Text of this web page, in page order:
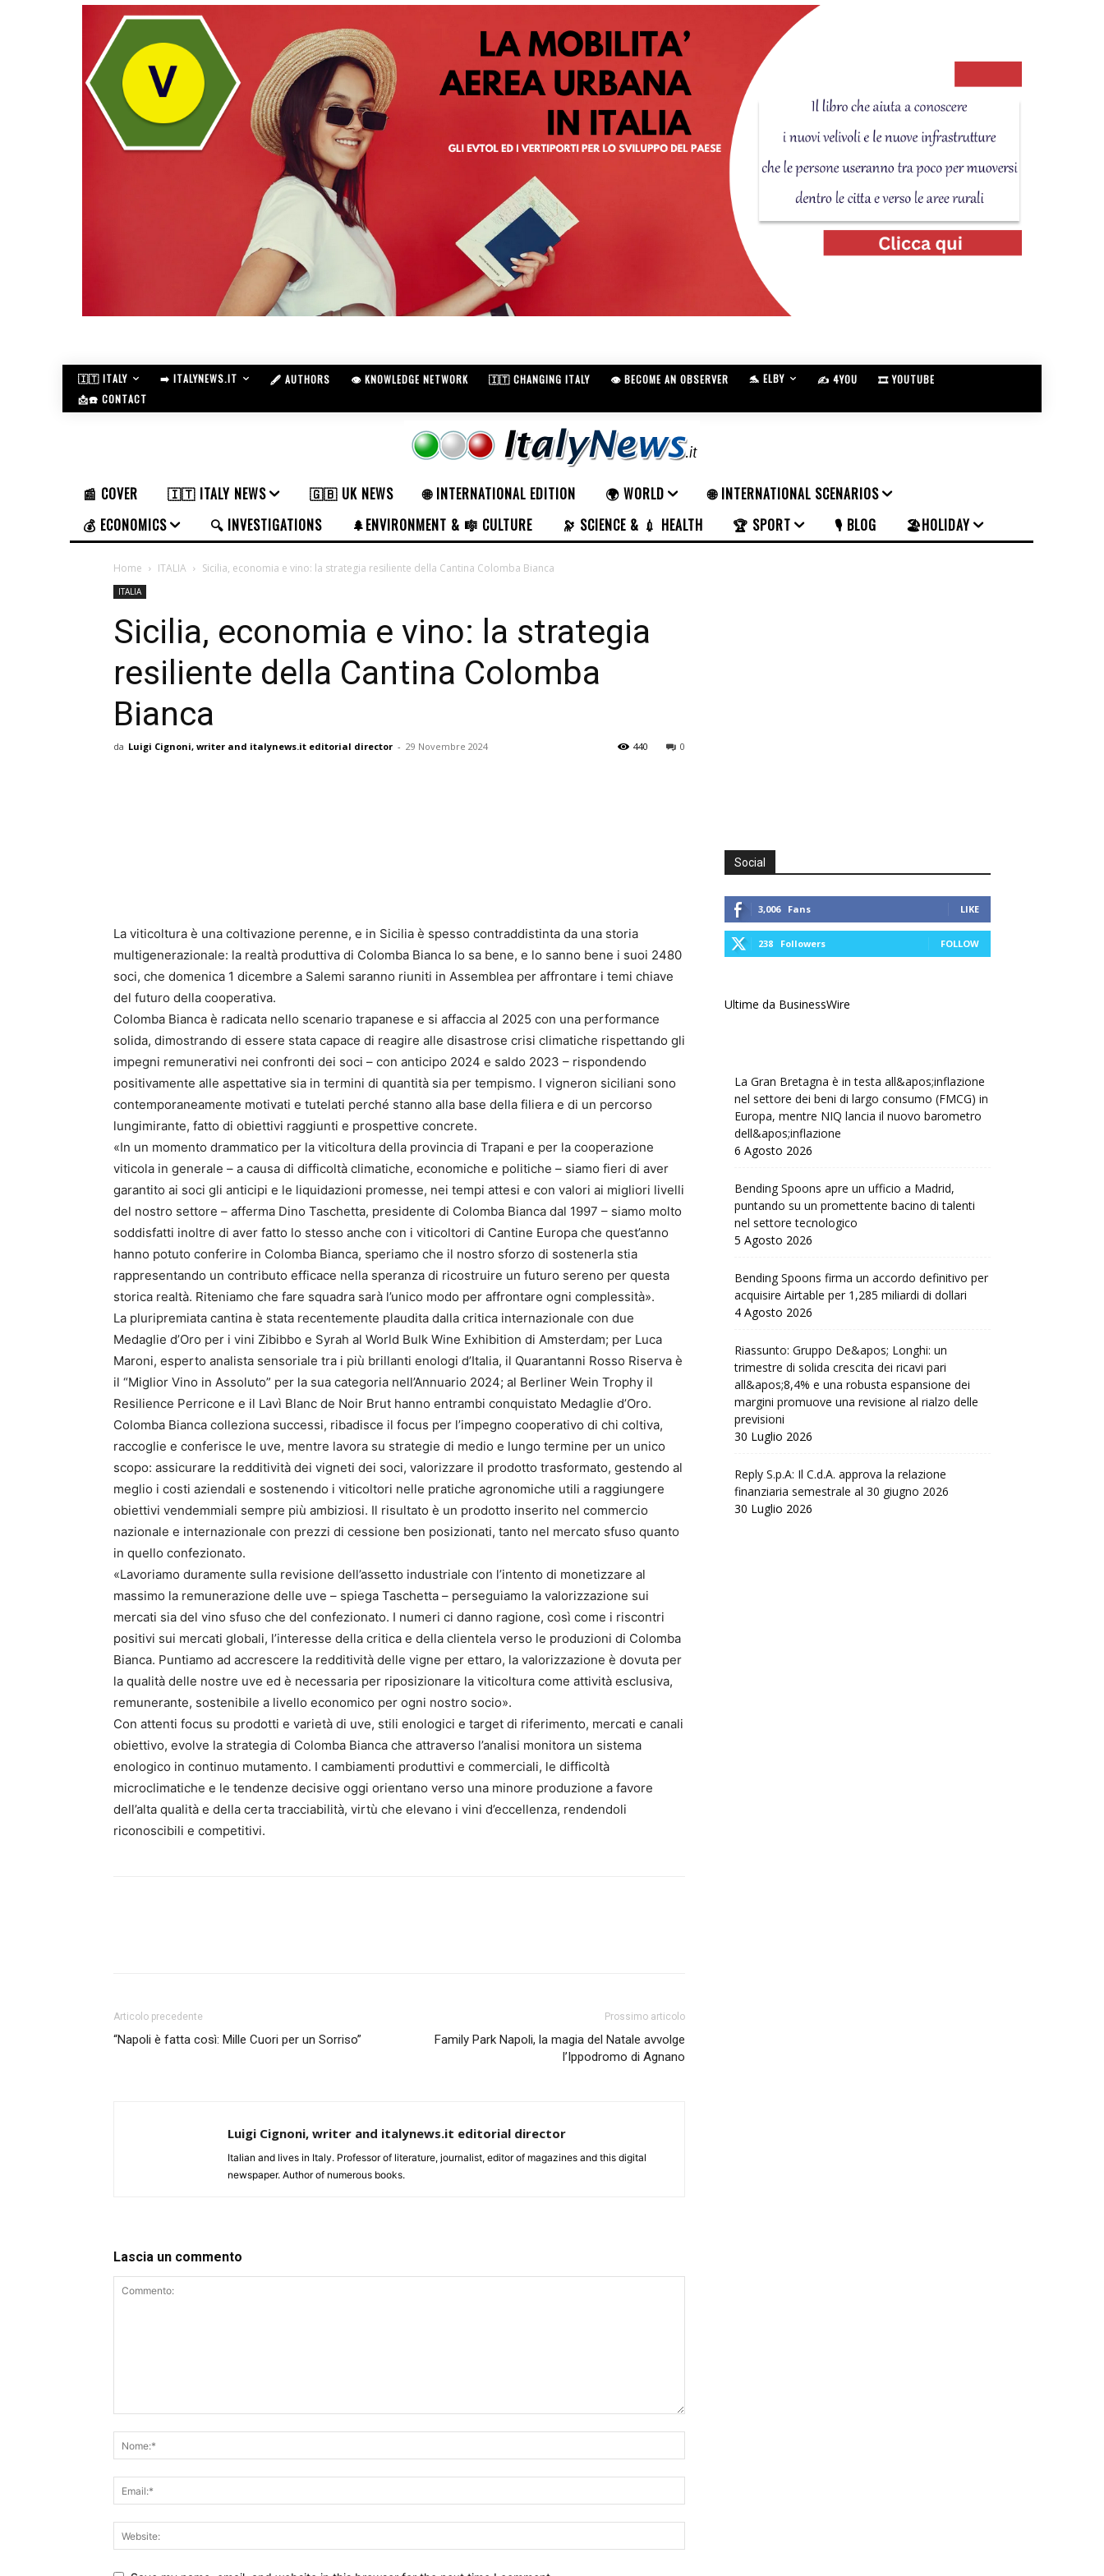
🇮🇹 ITALY ➡️ ITALYNEWS.IT 🖋️ AUTHORS 👁️ KNOWLEDGE NETWORK 🇮🇹 CHANGING ITALY 👁️ BECOME AN OBSERVER 🐬 ELBY ✍️ 4YOU
🎞️ YOUTUBE
📩☎️ CONTACT
📰 COVER 🇮🇹 ITALY NEWS 🇬🇧 UK NEWS 🌐 INTERNATIONAL EDITION 🌍 WORLD
🌐 INTERNATIONAL SCENARIOS
💰 ECONOMICS
🔍 INVESTIGATIONS 🌲ENVIRONMENT & 🎼 CULTURE 🔭 SCIENCE & 💉 HEALTH 🏆 SPORT 🎙️ BLOG 🏖️HOLIDAY
Home ITALIA Sicilia, economia e vino: la strategia resiliente della Cantina Colomba Bianca
ITALIA
Sicilia, economia e vino: la strategia
resiliente della Cantina Colomba
Bianca
da Luigi Cignoni, writer and italynews.it editorial director - 29 Novembre 2024 0
440
La viticoltura è una coltivazione perenne, e in Sicilia è spesso contraddistinta da una storia
multigenerazionale: la realtà produttiva di Colomba Bianca lo sa bene, e lo sanno bene i suoi 2480
soci, che domenica 1 dicembre a Salemi saranno riuniti in Assemblea per affrontare i temi chiave
del futuro della cooperativa.
Colomba Bianca è radicata nello scenario trapanese e si affaccia al 2025 con una performance
solida, dimostrando di essere stata capace di reagire alle disastrose crisi climatiche rispettando gli
impegni remunerativi nei confronti dei soci – con anticipo 2024 e saldo 2023 – rispondendo
positivamente alle aspettative sia in termini di quantità sia per tempismo. I vigneron siciliani sono
contemporaneamente motivati e tutelati perché stanno alla base della filiera e di un percorso
lungimirante, fatto di obiettivi raggiunti e prospettive concrete.
«In un momento drammatico per la viticoltura della provincia di Trapani e per la cooperazione
viticola in generale – a causa di difficoltà climatiche, economiche e politiche – siamo fieri di aver
garantito ai soci gli anticipi e le liquidazioni promesse, nei tempi attesi e con valori ai migliori livelli
del nostro settore – afferma Dino Taschetta, presidente di Colomba Bianca dal 1997 – siamo molto
soddisfatti inoltre di aver fatto lo stesso anche con i viticoltori di Cantine Europa che quest’anno
hanno potuto conferire in Colomba Bianca, speriamo che il nostro sforzo di sostenerla stia
rappresentando un contributo efficace nella speranza di ricostruire un futuro sereno per questa
storica realtà. Riteniamo che fare squadra sarà l’unico modo per affrontare ogni complessità».
La pluripremiata cantina è stata recentemente plaudita dalla critica internazionale con due
Medaglie d’Oro per i vini Zibibbo e Syrah al World Bulk Wine Exhibition di Amsterdam; per Luca
Maroni, esperto analista sensoriale tra i più brillanti enologi d’Italia, il Quarantanni Rosso Riserva è
il “Miglior Vino in Assoluto” per la sua categoria nell’Annuario 2024; al Berliner Wein Trophy il
Resilience Perricone e il Lavì Blanc de Noir Brut hanno entrambi conquistato Medaglie d’Oro.
Colomba Bianca colleziona successi, ribadisce il focus per l’impegno cooperativo di chi coltiva,
raccoglie e conferisce le uve, mentre lavora su strategie di medio e lungo termine per un unico
scopo: assicurare la redditività dei vigneti dei soci, valorizzare il prodotto trasformato, gestendo al
meglio i costi aziendali e sostenendo i viticoltori nelle pratiche agronomiche utili a raggiungere
obiettivi vendemmiali sempre più ambiziosi. Il risultato è un prodotto inserito nel commercio
nazionale e internazionale con prezzi di cessione ben posizionati, tanto nel mercato sfuso quanto
in quello confezionato.
«Lavoriamo duramente sulla revisione dell’assetto industriale con l’intento di monetizzare al
massimo la remunerazione delle uve – spiega Taschetta – perseguiamo la valorizzazione sui
mercati sia del vino sfuso che del confezionato. I numeri ci danno ragione, così come i riscontri
positivi sui mercati globali, l’interesse della critica e della clientela verso le produzioni di Colomba
Bianca. Puntiamo ad accrescere la redditività delle vigne per ettaro, la valorizzazione è dovuta per
la qualità delle nostre uve ed è necessaria per riposizionare la viticoltura come attività esclusiva,
remunerante, sostenibile a livello economico per ogni nostro socio».
Con attenti focus su prodotti e varietà di uve, stili enologici e target di riferimento, mercati e canali
obiettivo, evolve la strategia di Colomba Bianca che attraverso l’analisi monitora un sistema
enologico in continuo mutamento. I cambiamenti produttivi e commerciali, le difficoltà
microclimatiche e le tendenze decisive oggi orientano verso una minore produzione a favore
dell’alta qualità e della certa tracciabilità, virtù che elevano i vini d’eccellenza, rendendoli
riconoscibili e competitivi.
Articolo precedente
“Napoli è fatta così: Mille Cuori per un Sorriso”
Prossimo articolo
Family Park Napoli, la magia del Natale avvolge
l’Ippodromo di Agnano
Luigi Cignoni, writer and italynews.it editorial director
Italian and lives in Italy. Professor of literature, journalist, editor of magazines and this digital
newspaper. Author of numerous books.
Lascia un commento
Social
3,006 Fans LIKE
238 Followers FOLLOW
Ultime da BusinessWire
La Gran Bretagna è in testa all&apos;inflazione
nel settore dei beni di largo consumo (FMCG) in
Europa, mentre NIQ lancia il nuovo barometro
dell&apos;inflazione
6 Agosto 2026
Bending Spoons apre un ufficio a Madrid,
puntando su un promettente bacino di talenti
nel settore tecnologico
5 Agosto 2026
Bending Spoons firma un accordo definitivo per
acquisire Airtable per 1,285 miliardi di dollari
4 Agosto 2026
Riassunto: Gruppo De&apos; Longhi: un
trimestre di solida crescita dei ricavi pari
all&apos;8,4% e una robusta espansione dei
margini promuove una revisione al rialzo delle
previsioni
30 Luglio 2026
Reply S.p.A: Il C.d.A. approva la relazione
finanziaria semestrale al 30 giugno 2026
30 Luglio 2026